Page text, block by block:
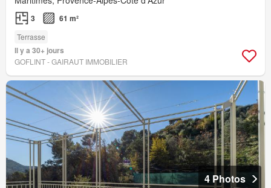
3 61 m²
Terrasse
Il y a 30+ jours
GOFLINT - GAIRAUT IMMOBILIER
4 Photos